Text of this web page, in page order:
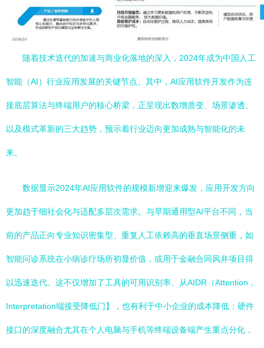
随着技术迭代的加速与商业化落地的深入，2024年成为中国人工
智能（AI）行业应用发展的关键节点。其中，AI应用软件开发作为连
接底层算法与终端用户的核心桥梁，正呈现出数增质变、场景渗透、
以及模式革新的三大趋势，预示着行业迈向更加成熟与智能化的未
来。
数据显示2024年AI应用软件的规模新增迎来爆发，应用开发方向
更加趋于细社会化与适配多层次需求。与早期通用型AI平台不同，当
前的产品正向专业知识密集型、重复人工依赖高的垂直场景侧重，如
智能问诊系统在小病诊疗场所初显价值，或用于金融合同风井项目得
以迅速迭代。这不仅增加了工具的可用识别率、从AIDR（Attention，
Interpretation端接受降低门】，也有利于中小企业的成本降低；硬件
接口的深度融合尤其在个人电脑与手机等终端设备端产生重点分化，